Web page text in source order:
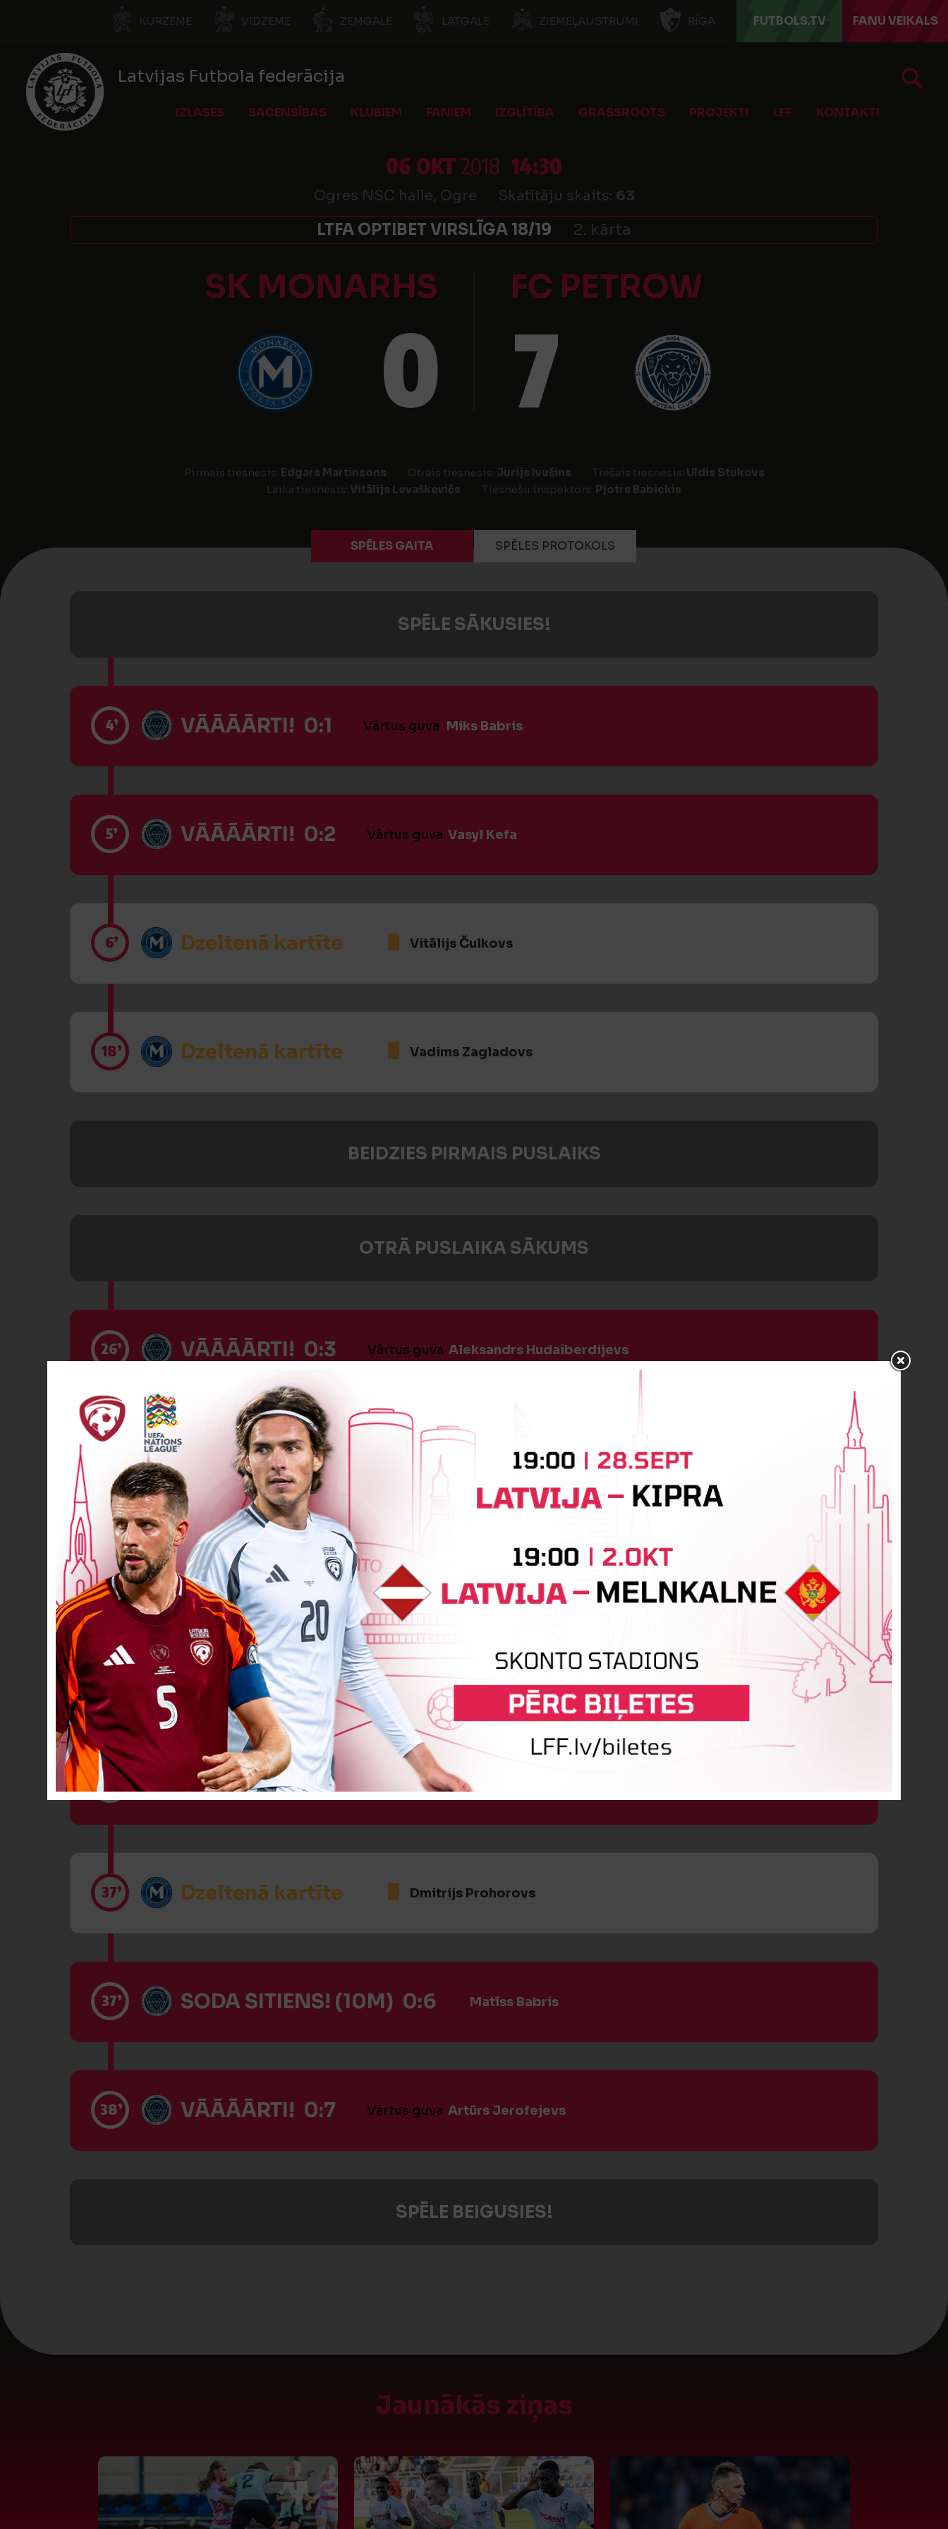
KURZEME VIDZEME ZEMGALE LATGALE ZIEMEĻAUSTRUMI RĪGA FUTBOLS.TV FANU VEIKALS
Latvijas Futbola federācija
IZLASES SACENSĪBAS KLUBIEM FANIEM IZGLĪTĪBA GRASSROOTS PROJEKTI LFF KONTAKTI
06 OKT2018 14:30
Ogres NSC halle, Ogre Skatītāju skaits: 63
LTFA OPTIBET VIRSLĪGA 18/19 2. kārta
SK MONARHS FC PETROW
0 7
Pirmais tiesnesis: Edgars Martinsons Otrais tiesnesis: Jurijs Ivušins Trešais tiesnesis: Uldis Stukovs
Laika tiesnesis: Vitālijs Levaškevičs Tiesnešu inspektors: Pjotrs Babickis
SPĒLES GAITA SPĒLES PROTOKOLS
SPĒLE SĀKUSIES!
4’ VĀĀĀĀRTI! 0:1 Vārtus guva Miks Babris
5’ VĀĀĀĀRTI! 0:2 Vārtus guva Vasyl Kefa
6’ Dzeltenā kartīte Vitālijs Čulkovs
18’ Dzeltenā kartīte Vadims Zagladovs
BEIDZIES PIRMAIS PUSLAIKS
OTRĀ PUSLAIKA SĀKUMS
26’ VĀĀĀĀRTI! 0:3 Vārtus guva Aleksandrs Hudaiberdijevs
VĀĀĀĀRTI! 0:4 Vārtus guva Aleksandrs Hudaiberdijevs
31’ Dzeltenā kartīte Dmitrijs Zolotarjovs
Sarkanā kartīte Dmitrijs Zolotarjovs
33’ VĀĀĀĀRTI! 0:5 Vārtus guvaEduards Martins
37’ Dzeltenā kartīte Dmitrijs Prohorovs
37’ SODA SITIENS! (10M) 0:6 Matīss Babris
38’ VĀĀĀĀRTI! 0:7 Vārtus guva Artūrs Jerofejevs
SPĒLE BEIGUSIES!
Jaunākās ziņas